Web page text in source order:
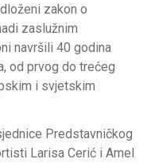
zakon o
zaslužnim
navršili 40 godina
od prvog do trećeg
i svjetskim
Predstavničkog
Larisa Cerić i Amel